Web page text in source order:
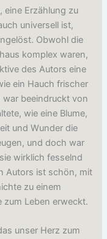
eine Erzählung zu
universell ist,
Obwohl die
komplex waren,
des Autors eine
ein Hauch frischer
war beeindruckt von
wie eine Blume,
und Wunder die
und doch war
wirklich fesselnd
Autors ist schön, mit
zu einem
zum Leben erweckt.
unser Herz zum